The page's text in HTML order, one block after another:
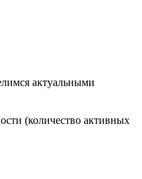
актуальными
(количество активных